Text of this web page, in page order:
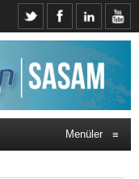
Menüler ≡